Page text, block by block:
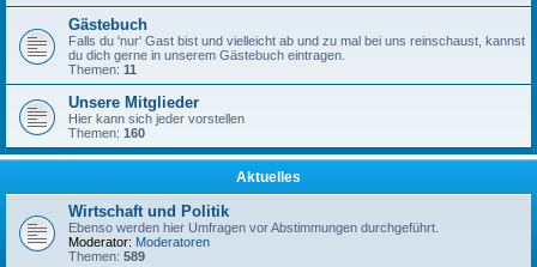
Gästebuch
Falls du 'nur' Gast bist und vielleicht ab und zu mal bei uns reinschaust, kannst
du dich gerne in unserem Gästebuch eintragen.
Themen: 11
Unsere Mitglieder
Hier kann sich jeder vorstellen
Themen: 160
Aktuelles
Wirtschaft und Politik
Ebenso werden hier Umfragen vor Abstimmungen durchgeführt.
Moderator: Moderatoren
Themen: 589